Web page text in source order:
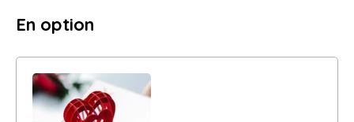
En option